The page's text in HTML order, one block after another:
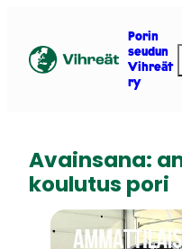
Porin
seudun
Vihreät
ry
t
Avainsana:
koulutus pori